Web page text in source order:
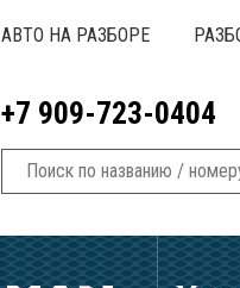
АВТО НА РАЗБОРЕ
+7 909-723-0404